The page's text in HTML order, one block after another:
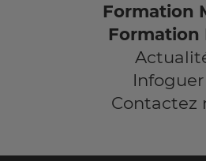
Formation
Formation
Contactez